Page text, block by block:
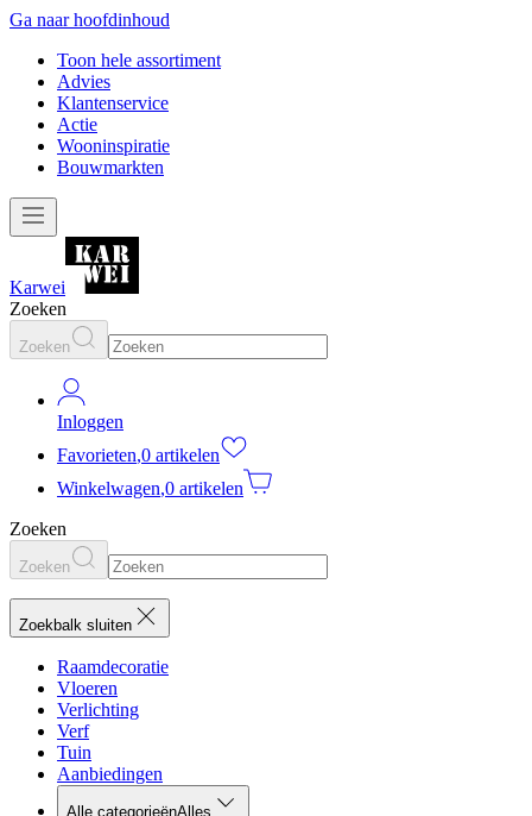
Ga naar hoofdinhoud
Toon hele assortiment
Advies
Klantenservice
Actie
Wooninspiratie
Bouwmarkten
Karwei
Zoeken
Zoeken
Inloggen
Favorieten,0 artikelen
Winkelwagen,0 artikelen
Zoeken
Zoeken
Zoekbalk sluiten
Raamdecoratie
Vloeren
Verlichting
Verf
Tuin
Aanbiedingen
Alle categorieënAlles